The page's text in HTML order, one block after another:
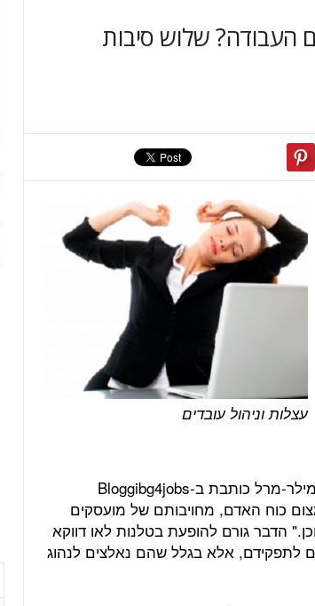
העבודה? שלוש סיבות
עצלות וניהול עובדים
מילר-מרל כותבת ב-Bloggibg4jobs
כוח האדם, מחויבותם של מועסקים
הדבר גורם להופעת בטלנות לאו דווקא
לתפקידם, אלא בגלל שהם נאלצים לנהוג